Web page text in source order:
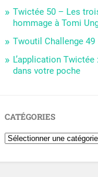
Twictée 50 – Les
hommage à Tomi
Twoutil Challenge 49
L’application
dans votre poche
CATÉGORIES